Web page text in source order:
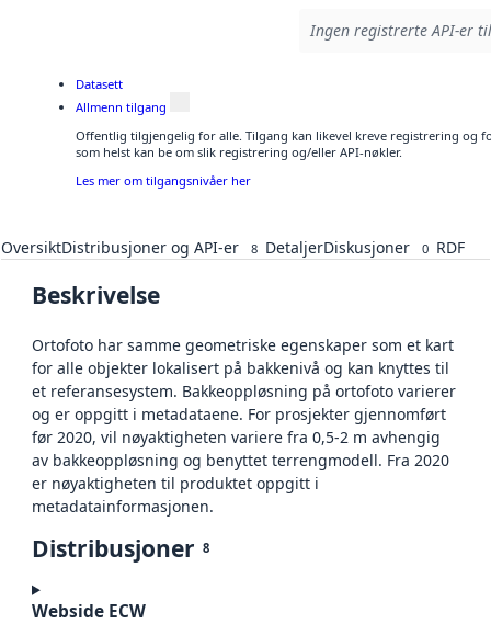
Ingen registrerte API-er
Datasett
Allmenn tilgang
Offentlig tilgjengelig for alle. Tilgang kan likevel kreve registrering og
som helst kan be om slik registrering og/eller API-nøkler.
Les mer om tilgangsnivåer her
OversiktDistribusjoner og API-er 8 DetaljerDiskusjoner 0 RDF
Beskrivelse
Ortofoto har samme geometriske egenskaper som et kart
for alle objekter lokalisert på bakkenivå og kan knyttes til
et referansesystem. Bakkeoppløsning på ortofoto varierer
og er oppgitt i metadataene. For prosjekter gjennomført
før 2020, vil nøyaktigheten variere fra 0,5-2 m avhengig
av bakkeoppløsning og benyttet terrengmodell. Fra 2020
er nøyaktigheten til produktet oppgitt i
metadatainformasjonen.
Distribusjoner 8
Webside ECW